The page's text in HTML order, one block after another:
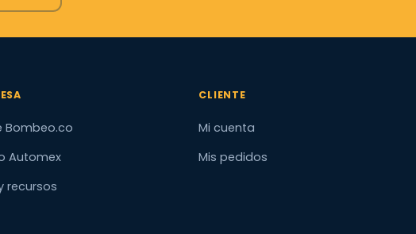
Bombeo.co
Automex
recursos
CLIENTE
Mi cuenta
Mis pedidos